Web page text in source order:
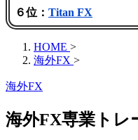
６位： Titan FX
HOME >
海外FX >
海外FX
海外FX専業トレ